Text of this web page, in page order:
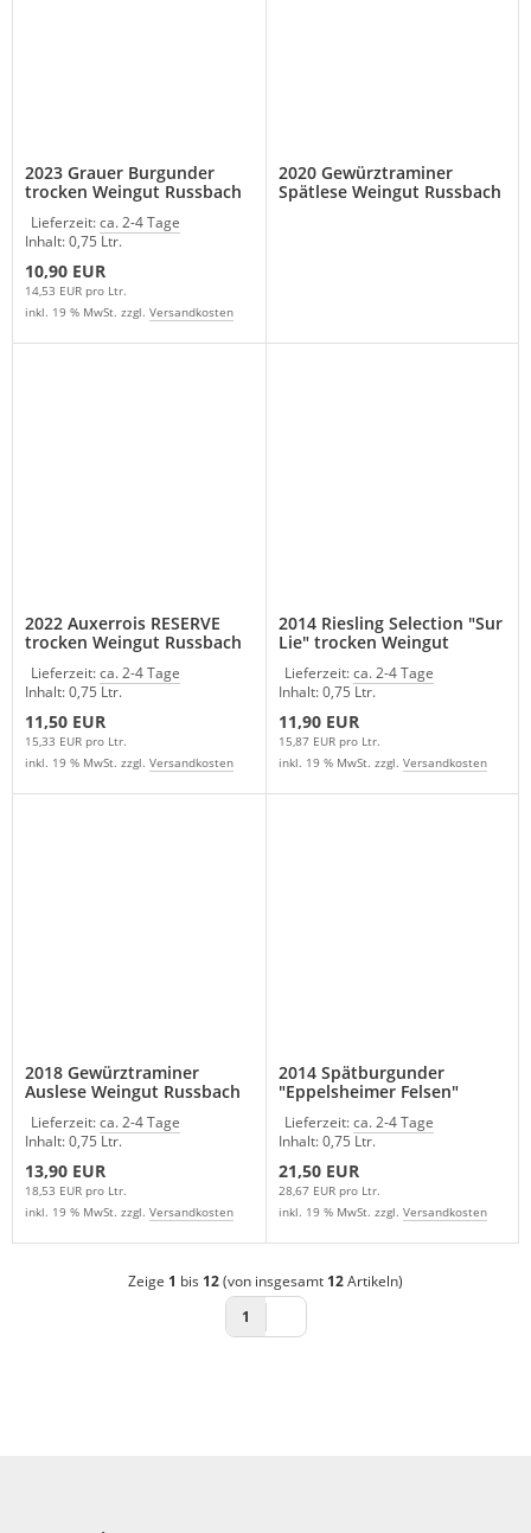
2023 Grauer Burgunder
trocken Weingut Russbach
Lieferzeit:ca. 2-4 Tage
Inhalt: 0,75 Ltr.
10,90 EUR
14,53 EUR pro Ltr.
inkl. 19 % MwSt. zzgl. Versandkosten
2020 Gewürztraminer
Spätlese Weingut Russbach
2022 Auxerrois RESERVE
trocken Weingut Russbach
Lieferzeit:ca. 2-4 Tage
Inhalt: 0,75 Ltr.
11,50 EUR
15,33 EUR pro Ltr.
inkl. 19 % MwSt. zzgl. Versandkosten
2014 Riesling Selection "Sur
Lie" trocken Weingut
Lieferzeit:ca. 2-4 Tage
Inhalt: 0,75 Ltr.
11,90 EUR
15,87 EUR pro Ltr.
inkl. 19 % MwSt. zzgl. Versandkosten
2018 Gewürztraminer
Auslese Weingut Russbach
Lieferzeit:ca. 2-4 Tage
Inhalt: 0,75 Ltr.
13,90 EUR
18,53 EUR pro Ltr.
inkl. 19 % MwSt. zzgl. Versandkosten
2014 Spätburgunder
"Eppelsheimer Felsen"
Lieferzeit:ca. 2-4 Tage
Inhalt: 0,75 Ltr.
21,50 EUR
28,67 EUR pro Ltr.
inkl. 19 % MwSt. zzgl. Versandkosten
Zeige 1 bis 12(von insgesamt 12Artikeln)
1